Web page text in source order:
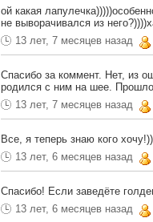
ой какая
не выворачивался из
13 лет, 7 месяцев назад
Спасибо за коммент. Нет, из
родился с ним на шее.
13 лет, 7 месяцев назад
Все, я теперь знаю кого
13 лет, 6 месяцев назад
Спасибо! Если заведёте
13 лет, 6 месяцев назад